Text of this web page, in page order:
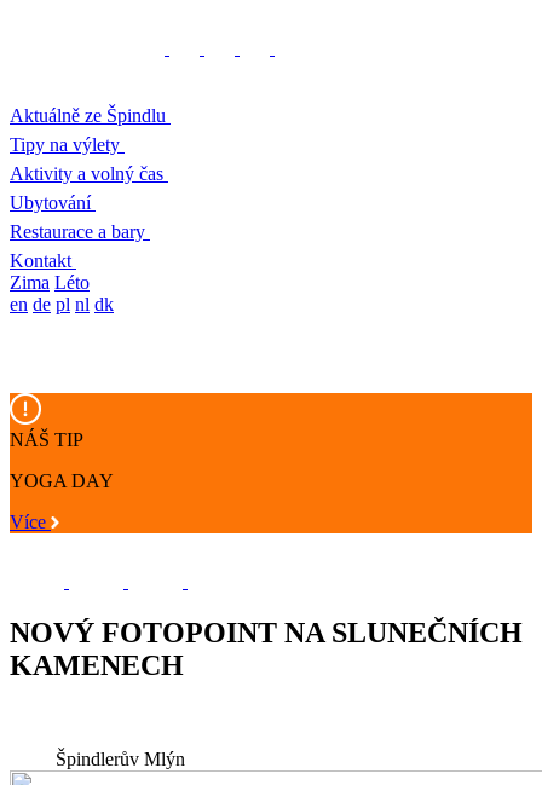
Aktuálně ze Špindlu
Tipy na výlety
Aktivity a volný čas
Ubytování
Restaurace a bary
Kontakt
Zima Léto
en de pl nl dk
NÁŠ TIP
YOGA DAY
Více
NOVÝ FOTOPOINT NA SLUNEČNÍCH
KAMENECH
Špindlerův Mlýn